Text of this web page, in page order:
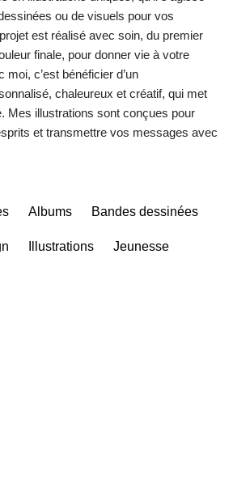
ou de visuels pour vos
est réalisé avec soin, du premier
finale, pour donner vie à votre
c’est bénéficier d’un
chaleureux et créatif, qui met
Mes illustrations sont conçues pour
et transmettre vos messages avec
Albums Bandes dessinées
Illustrations Jeunesse